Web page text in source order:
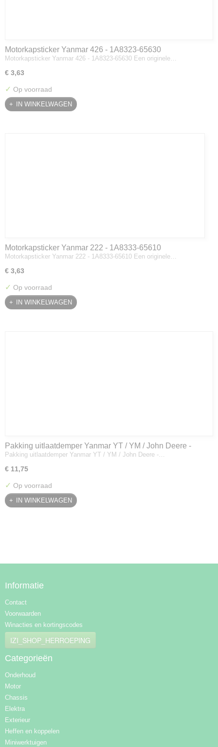
Motorkapsticker Yanmar 426 - 1A8323-65630
Motorkapsticker Yanmar 426 - 1A8323-65630 Een originele…
€ 3,63
✓ Op voorraad
IN WINKELWAGEN
Motorkapsticker Yanmar 222 - 1A8333-65610
Motorkapsticker Yanmar 222 - 1A8333-65610 Een originele…
€ 3,63
✓ Op voorraad
IN WINKELWAGEN
Pakking uitlaatdemper Yanmar YT / YM / John Deere -
128300-13230
Pakking uitlaatdemper Yanmar YT / YM / John Deere -…
€ 11,75
✓ Op voorraad
IN WINKELWAGEN
Informatie
Contact
Voorwaarden
Winacties en kortingscodes
IZI_SHOP_HERROEPING
Categorieën
Onderhoud
Motor
Chassis
Elektra
Exterieur
Heffen en koppelen
Miniwerktuigen